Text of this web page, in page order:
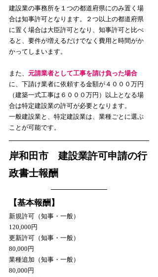
建設業の事務所を１つの都道府県にのみ置く場
合は知事許可となります。２つ以上の都道府県
に置く場合は大臣許可となり、知事許可と比べ
ると、要件が増えるだけでなく費用と時間がか
かってしまいます。
また、 元請業者として工事を請け負った場合
に、下請け業者に依頼する金額が４０００万円
（建築一式工事は６０００万円）以上となる場
合は特定建設業の許可が必要となります。
一般建設業と、特定建設業は、業種ごとに選ぶ
ことが可能です。
岸和田市　建設業許可申請の行
政書士報酬
【基本報酬】
新規許可（知事・一般）
120,000円
更新許可（知事・一般）
80,000円
業種追加（知事・一般）
80,000円